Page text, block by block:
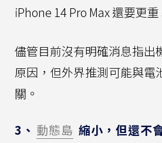
iPhone 14 Pro Max 還要更重
儘管目前沒有明確消息指出
原因，但外界推測可能與電
關。
3、 動態島 縮小，但還不